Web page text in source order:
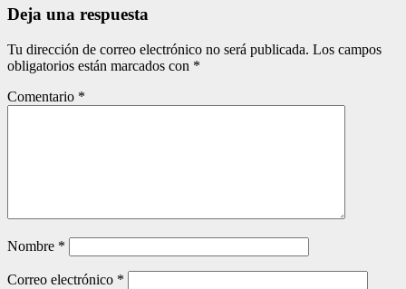
Deja una respuesta
Tu dirección de correo electrónico no será publicada. Los campos
obligatorios están marcados con *
Comentario *
Nombre *
Correo electrónico *